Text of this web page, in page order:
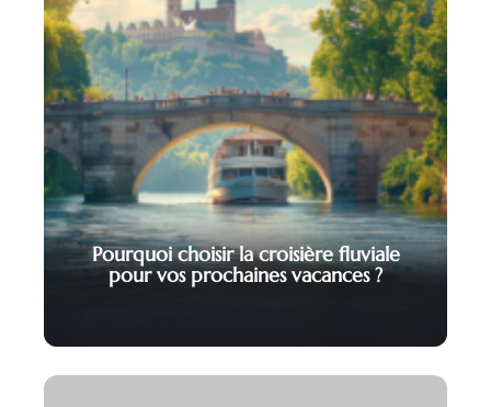
Pourquoi choisir la croisière fluviale
pour vos prochaines vacances ?